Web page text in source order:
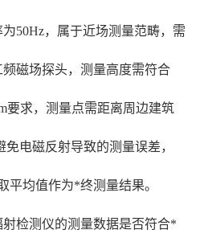
50Hz，属于近场测量范畴，需
磁场探头，测量高度需符合
要求，测量点需距离周边建筑
电磁反射导致的测量误差，
平均值作为*终测量结果。
检测仪的测量数据是否符合*